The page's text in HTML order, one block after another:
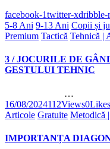
facebook-1twitter-xdribble-
5-8 Ani 9-13 Ani Copii și
Premium Tactică Tehnică |
3 / JOCURILE DE
GESTULUI TEHNIC
…
16/08/2024112Views0Likes
Articole Gratuite Metodică
IMPORTANȚA